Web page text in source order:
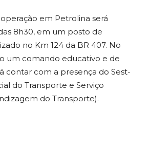
em Petrolina será
8h30, em um posto de
no Km 124 da BR 407. No
um comando educativo e de
contar com a presença do Sest-
do Transporte e Serviço
do Transporte).